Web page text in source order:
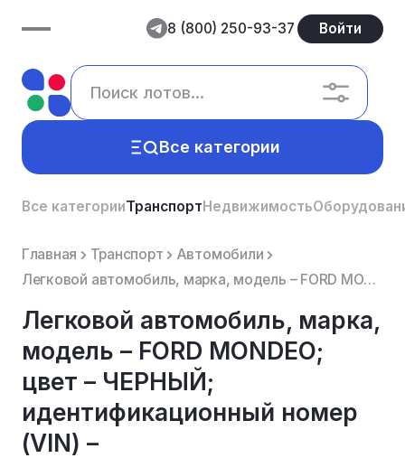
8 (800) 250-93-37 Войти
Все категории
Все категорииТранспортНедвижимость
Главная Транспорт
Автомобили
Легковой автомобиль, марка, модель – FORD MONDEO; цвет – ЧЕРНЫЙ; идентификационный номер (VIN) – WF0...
Легковой автомобиль, марка,
модель – FORD MONDEO;
цвет – ЧЕРНЫЙ;
идентификационный номер
(VIN) –